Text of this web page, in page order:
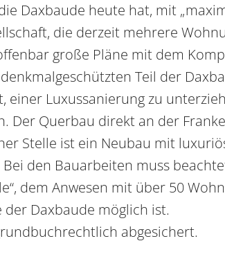
Daxbaude heute hat, mit
die derzeit mehrere
große Pläne mit dem
Teil der
einer Luxussanierung zu
Der Querbau direkt an der
Stelle ist ein Neubau mit
den Bauarbeiten muss
dem Anwesen mit über 50
Daxbaude möglich ist.
abgesichert.